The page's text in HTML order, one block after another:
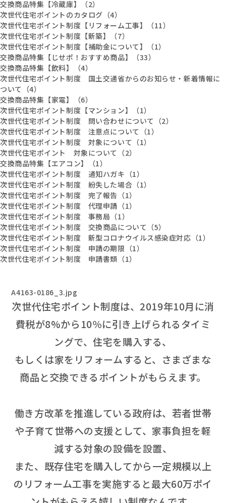
交換商品特集【冷蔵庫】（2）
次世代住宅ポイントのカタログ（4）
次世代住宅ポイント制度【リフォーム工事】（11）
次世代住宅ポイント制度【新築】（7）
次世代住宅ポイント制度【補助金について】（1）
交換商品特集【じせポ！おすすめ商品】（33）
交換商品特集【飲料】（4）
次世代住宅ポイント制度 国土交通省からのお知らせ・新着情報に
ついて（4）
交換商品特集【家電】（6）
次世代住宅ポイント制度【マンション】（1）
次世代住宅ポイント制度 問い合わせについて（2）
次世代住宅ポイント制度 注意点について（1）
次世代住宅ポイント制度 対象について（1）
次世代住宅ポイント 対象について（2）
交換商品特集【エアコン】（1）
次世代住宅ポイント制度 通知ハガキ（1）
次世代住宅ポイント制度 紛失した場合（1）
次世代住宅ポイント制度 完了報告（1）
次世代住宅ポイント制度 代理申請（1）
次世代住宅ポイント制度 事務局（1）
次世代住宅ポイント制度 交換商品について（5）
次世代住宅ポイント制度 新型コロナウイルス感染症対応（1）
次世代住宅ポイント制度 申請の期限（1）
次世代住宅ポイント制度 申請書類（1）
A4163-0186_3.jpg
次世代住宅ポイント制度は、2019年10月に消
費税が8%から10％に引き上げられるタイミ
ングで、住宅を購入する、
もしくは家をリフォームすると、さまざまな
商品と交換できるポイントがもらえます。
働き方改革を推進している政府は、若者世帯
や子育て世帯への支援として、家事負担を軽
減する対象の設備を設置、
また、既存住宅を購入してから一定規模以上
のリフォーム工事を実施すると最大60万ポイ